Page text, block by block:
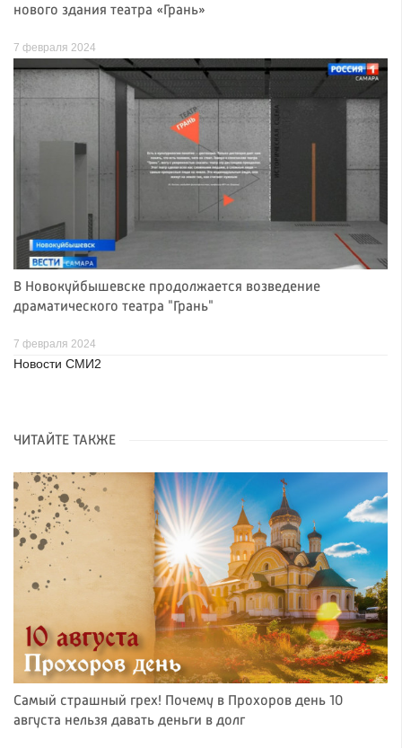
нового здания театра «Грань»
7 февраля 2024
В Новокуйбышевске продолжается возведение
драматического театра "Грань"
7 февраля 2024
Новости СМИ2
ЧИТАЙТЕ ТАКЖЕ
Самый страшный грех! Почему в Прохоров день 10
августа нельзя давать деньги в долг